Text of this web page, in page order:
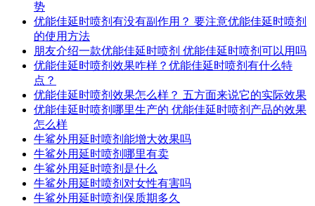
势
优能佳延时喷剂有没有副作用？ 要注意优能佳延时喷剂
的使用方法
朋友介绍一款优能佳延时喷剂 优能佳延时喷剂可以用吗
优能佳延时喷剂效果咋样？优能佳延时喷剂有什么特
点？
优能佳延时喷剂效果怎么样？ 五方面来说它的实际效果
优能佳延时喷剂哪里生产的 优能佳延时喷剂产品的效果
怎么样
牛鲨外用延时喷剂能增大效果吗
牛鲨外用延时喷剂哪里有卖
牛鲨外用延时喷剂是什么
牛鲨外用延时喷剂对女性有害吗
牛鲨外用延时喷剂保质期多久